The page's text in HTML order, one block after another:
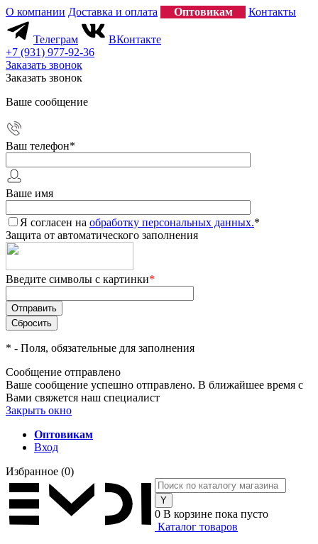
О компании Доставка и оплата Оптовикам Контакты
Телеграм
ВКонтакте
+7 (931) 977-92-36
Заказать звонок
Заказать звонок
Ваше сообщение
Ваш телефон*
Ваше имя
Я согласен на обработку персональных данных.*
Защита от автоматического заполнения
Введите символы с картинки*
* - Поля, обязательные для заполнения
Сообщение отправлено
Ваше сообщение успешно отправлено. В ближайшее время с
Вами свяжется наш специалист
Закрыть окно
Оптовикам
Вход
Избранное (0)
0 В корзине пока пусто
Каталог товаров